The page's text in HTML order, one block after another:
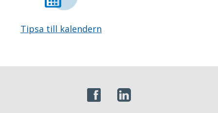
Tipsa till kalendern